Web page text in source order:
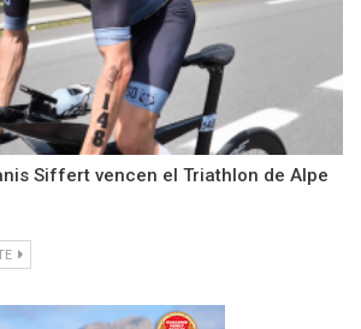
Siffert vencen el Triathlon de Alpe